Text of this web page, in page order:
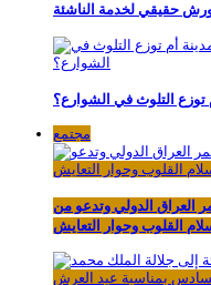
ورش حقيقي لخدمة الناشئة
توزع التلوث في الشوارع؟
مجتمع
العراق الدولي وتدعو من
القلوب وحوار التعايش